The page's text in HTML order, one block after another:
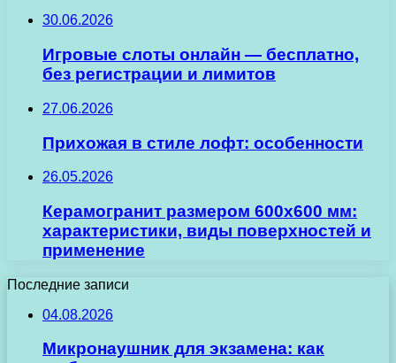
30.06.2026
Игровые слоты онлайн — бесплатно,
без регистрации и лимитов
27.06.2026
Прихожая в стиле лофт: особенности
26.05.2026
Керамогранит размером 600х600 мм:
характеристики, виды поверхностей и
применение
Последние записи
04.08.2026
Микронаушник для экзамена: как